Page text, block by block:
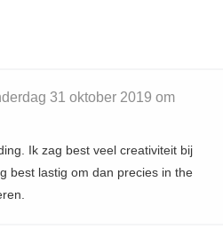
31 oktober 2019 om
Ik zag best veel creativiteit bij
best lastig om dan precies in the